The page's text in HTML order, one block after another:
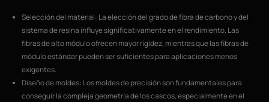
Selección del material: La elección del grado de fibra de carbono y del
sistema de resina influye significativamente en el rendimiento. Las
fibras de alto módulo ofrecen mayor rigidez, mientras que las fibras de
módulo estándar pueden ser suficientes para aplicaciones menos
exigentes.
Diseño de moldes: Los moldes de precisión son fundamentales para
conseguir la compleja geometría de los cascos, especialmente en el